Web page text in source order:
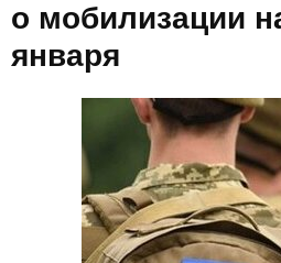
о мобилизации
января